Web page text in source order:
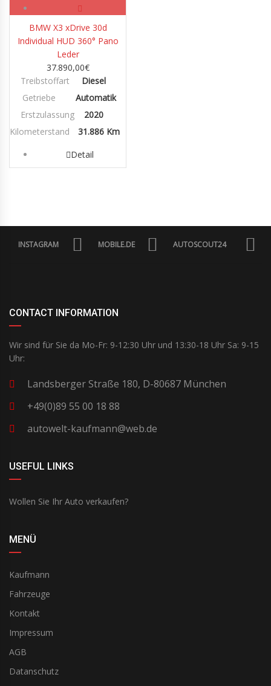
BMW X3 xDrive 30d
Individual HUD 360° Pano
Leder
37.890,00€
Treibstoffart
Diesel
Getriebe
Automatik
Erstzulassung
2020
Kilometerstand
31.886 Km
Detail
INSTAGRAM MOBILE.DE AUTOSCOUT24
CONTACT INFORMATION
Wir sind für Sie da Mo-Fr: 9-12:30 Uhr und 13:30-18 Uhr Sa: 9-15
Uhr:
Landsberger Straße 180, D-80687 München
+49(0)89 55 00 18 88
autowelt-kaufmann@web.de
USEFUL LINKS
Wollen Sie Ihr Auto verkaufen?
MENÜ
Kaufmann
Fahrzeuge
Kontakt
Impressum
AGB
Datanschutz